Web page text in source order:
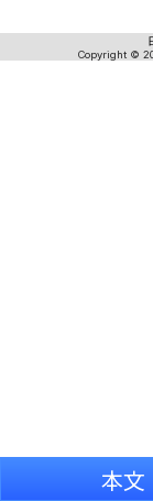
Copyright ©
本文